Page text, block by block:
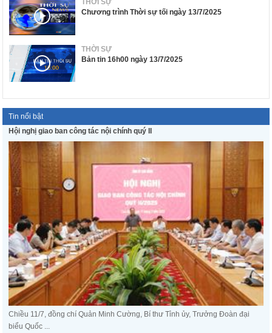
THỜI SỰ
Chương trình Thời sự tối ngày 13/7/2025
THỜI SỰ
Bản tin 16h00 ngày 13/7/2025
Tin nổi bật
Hội nghị giao ban công tác nội chính quý II
Chiều 11/7, đồng chí Quản Minh Cường, Bí thư Tỉnh ủy, Trưởng Đoàn đại
biểu Quốc ...